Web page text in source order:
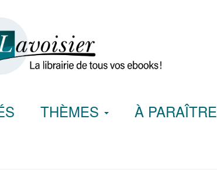
THÈMES À PARAÎTRE